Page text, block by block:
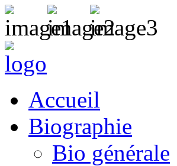
Accueil
Biographie
Bio générale